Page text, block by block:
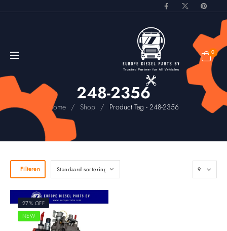
0
248-2356
Home / Shop / Product Tag - 248-2356
Filteren
27% OFF
NEW